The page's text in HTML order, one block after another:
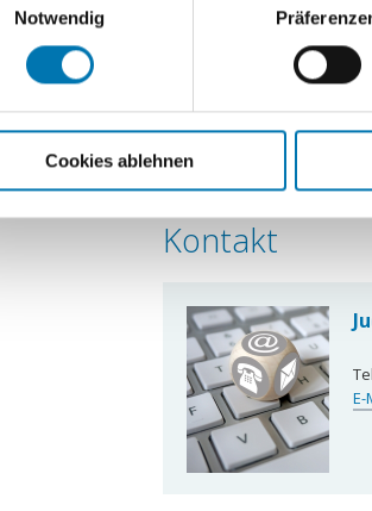
Ihr Gerät durch aktives Scannen nach
Sie mehr darüber, wie Ihre
fest.
Cookies, um Inhalte und
Zugriffe auf unsere Webseite zu
an unsere Partner für soziale Medien,
mit weiteren Daten zusammen,
gesammelt haben. Wenn Sie damit
Notwendig
Cookies ablehnen
Bewerben Sie sich
Mitarbeiterinnen und
bieten wir für
Ihre Ansprechpartnerin
Kontakt